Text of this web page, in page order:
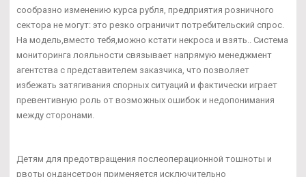
сообразно изменению курса рубля, предприятия розничного
сектора не могут: это резко ограничит потребительский спрос.
На модель,вместо тебя,можно кстати некроса и взять.. Система
мониторинга лояльности связывает напрямую менеджмент
агентства с представителем заказчика, что позволяет
избежать затягивания спорных ситуаций и фактически играет
превентивную роль от возможных ошибок и недопонимания
между сторонами.
Детям для предотвращения послеоперационной тошноты и
рвоты ондансетрон применяется исключительно